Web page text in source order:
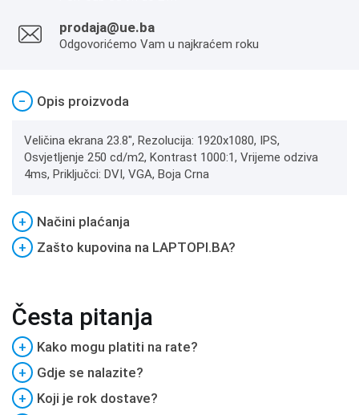
prodaja@ue.ba
Odgovorićemo Vam u najkraćem roku
− Opis proizvoda
Veličina ekrana 23.8", Rezolucija: 1920x1080, IPS,
Osvjetljenje 250 cd/m2, Kontrast 1000:1, Vrijeme odziva
4ms, Priključci: DVI, VGA, Boja Crna
+
Načini plaćanja
+
Zašto kupovina na LAPTOPI.BA?
Česta pitanja
+
Kako mogu platiti na rate?
+
Gdje se nalazite?
+
Koji je rok dostave?